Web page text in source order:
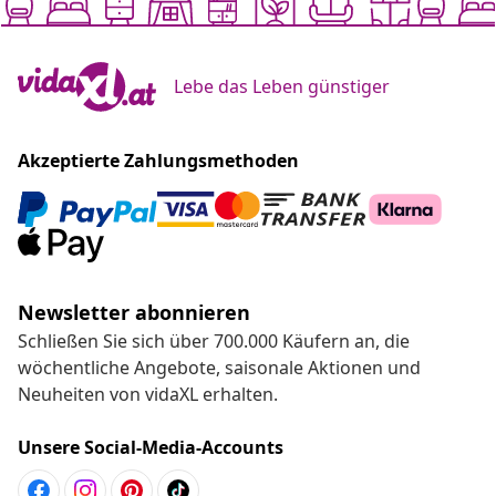
Lebe das Leben günstiger
Akzeptierte Zahlungsmethoden
Newsletter abonnieren
Schließen Sie sich über 700.000 Käufern an, die
wöchentliche Angebote, saisonale Aktionen und
Neuheiten von vidaXL erhalten.
Unsere Social-Media-Accounts